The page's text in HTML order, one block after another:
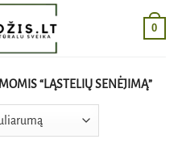
0
“LĄSTELIŲ SENĖJIMĄ”